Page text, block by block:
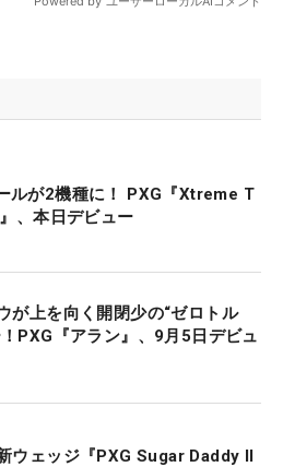
ルが2機種に！ PXG『Xtreme T
、本日デビュー
が上を向く開閉少の“ゼロトル
PXG『アラン』、9月5日デビュ
ウェッジ『PXG Sugar Daddy II